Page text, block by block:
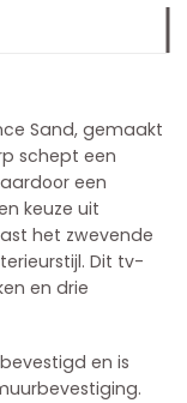
Sand, gemaakt
schept een
een
keuze uit
het zwevende
Dit tv-
en drie
en is